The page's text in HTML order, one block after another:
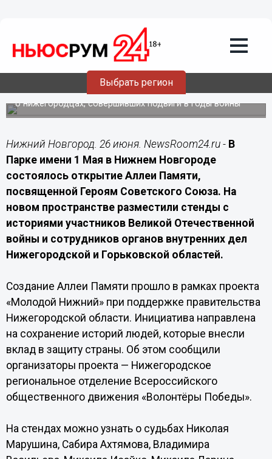
Выбрать регион
В Нижнем Новгороде открыли Аллею
Памяти в честь Героев Советского
Союза
В Парке имени 1 Мая установили стенды с информацией
о нижегородцах, совершивших подвиги в годы войны
Нижний Новгород. 26 июня. NewsRoom24.ru - В
Парке имени 1 Мая в Нижнем Новгороде
состоялось открытие Аллеи Памяти,
посвященной Героям Советского Союза. На
новом пространстве разместили стенды с
историями участников Великой Отечественной
войны и сотрудников органов внутренних дел
Нижегородской и Горьковской областей.
Создание Аллеи Памяти прошло в рамках проекта
«Молодой Нижний» при поддержке правительства
Нижегородской области. Инициатива направлена
на сохранение историй людей, которые внесли
вклад в защиту страны. Об этом сообщили
организаторы проекта — Нижегородское
региональное отделение Всероссийского
общественного движения «Волонтёры Победы».
На стендах можно узнать о судьбах Николая
Марушина, Сабира Ахтямова, Владимира